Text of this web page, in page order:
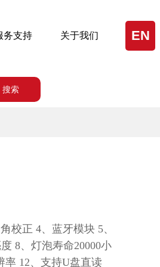
务支持 关于我们 EN
搜索
校正 4、蓝牙模块 5、
8、灯泡寿命20000小
率 12、支持U盘直读